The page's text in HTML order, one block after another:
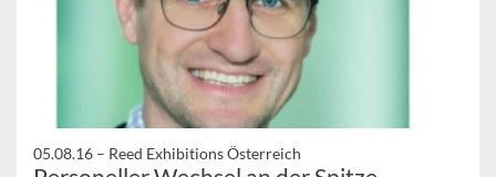
05.08.16 – Reed Exhibitions Österreich